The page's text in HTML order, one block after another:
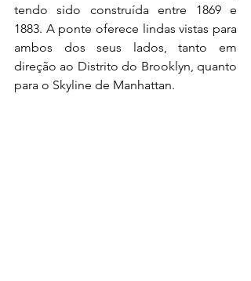
tendo sido construída entre 1869 e
1883. A ponte oferece lindas vistas para
ambos dos seus lados, tanto em
direção ao Distrito do Brooklyn, quanto
para o Skyline de Manhattan.